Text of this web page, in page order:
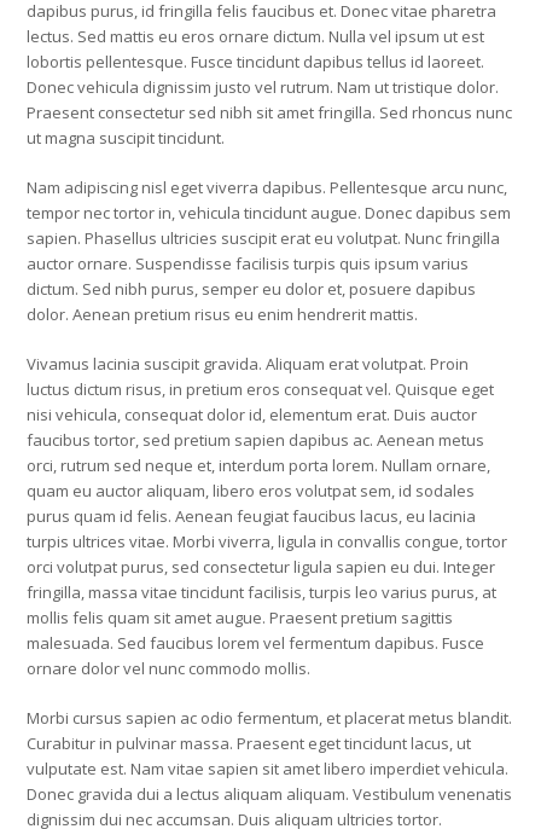
dapibus purus, id fringilla felis faucibus et. Donec vitae pharetra
lectus. Sed mattis eu eros ornare dictum. Nulla vel ipsum ut est
lobortis pellentesque. Fusce tincidunt dapibus tellus id laoreet.
Donec vehicula dignissim justo vel rutrum. Nam ut tristique dolor.
Praesent consectetur sed nibh sit amet fringilla. Sed rhoncus nunc
ut magna suscipit tincidunt.
Nam adipiscing nisl eget viverra dapibus. Pellentesque arcu nunc,
tempor nec tortor in, vehicula tincidunt augue. Donec dapibus sem
sapien. Phasellus ultricies suscipit erat eu volutpat. Nunc fringilla
auctor ornare. Suspendisse facilisis turpis quis ipsum varius
dictum. Sed nibh purus, semper eu dolor et, posuere dapibus
dolor. Aenean pretium risus eu enim hendrerit mattis.
Vivamus lacinia suscipit gravida. Aliquam erat volutpat. Proin
luctus dictum risus, in pretium eros consequat vel. Quisque eget
nisi vehicula, consequat dolor id, elementum erat. Duis auctor
faucibus tortor, sed pretium sapien dapibus ac. Aenean metus
orci, rutrum sed neque et, interdum porta lorem. Nullam ornare,
quam eu auctor aliquam, libero eros volutpat sem, id sodales
purus quam id felis. Aenean feugiat faucibus lacus, eu lacinia
turpis ultrices vitae. Morbi viverra, ligula in convallis congue, tortor
orci volutpat purus, sed consectetur ligula sapien eu dui. Integer
fringilla, massa vitae tincidunt facilisis, turpis leo varius purus, at
mollis felis quam sit amet augue. Praesent pretium sagittis
malesuada. Sed faucibus lorem vel fermentum dapibus. Fusce
ornare dolor vel nunc commodo mollis.
Morbi cursus sapien ac odio fermentum, et placerat metus blandit.
Curabitur in pulvinar massa. Praesent eget tincidunt lacus, ut
vulputate est. Nam vitae sapien sit amet libero imperdiet vehicula.
Donec gravida dui a lectus aliquam aliquam. Vestibulum venenatis
dignissim dui nec accumsan. Duis aliquam ultricies tortor.